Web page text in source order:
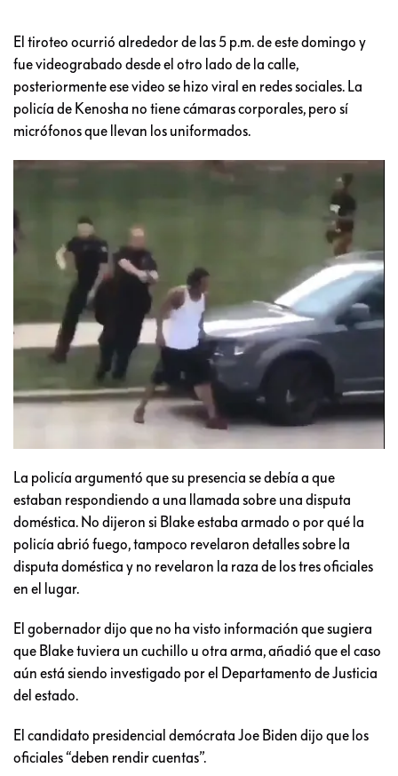
El tiroteo ocurrió alrededor de las 5 p.m. de este domingo y
fue videograbado desde el otro lado de la calle,
posteriormente ese video se hizo viral en redes sociales. La
policía de Kenosha no tiene cámaras corporales, pero sí
micrófonos que llevan los uniformados.
La policía argumentó que su presencia se debía a que
estaban respondiendo a una llamada sobre una disputa
doméstica. No dijeron si Blake estaba armado o por qué la
policía abrió fuego, tampoco revelaron detalles sobre la
disputa doméstica y no revelaron la raza de los tres oficiales
en el lugar.
El gobernador dijo que no ha visto información que sugiera
que Blake tuviera un cuchillo u otra arma, añadió que el caso
aún está siendo investigado por el Departamento de Justicia
del estado.
El candidato presidencial demócrata Joe Biden dijo que los
oficiales “deben rendir cuentas”.